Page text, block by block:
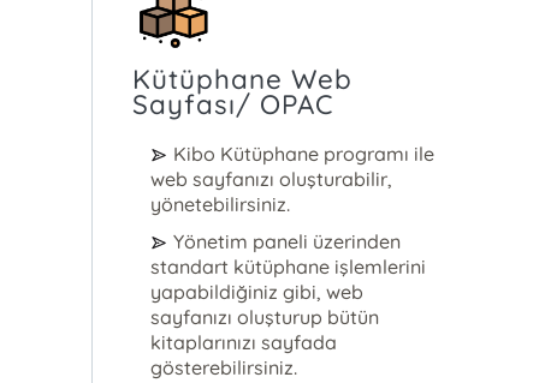
Kütüphane Web
Sayfası/ OPAC
Kibo Kütüphane programı ile
web sayfanızı oluşturabilir,
yönetebilirsiniz.
Yönetim paneli üzerinden
standart kütüphane işlemlerini
yapabildiğiniz gibi, web
sayfanızı oluşturup bütün
kitaplarınızı sayfada
gösterebilirsiniz.